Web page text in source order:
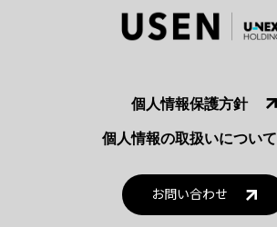
個人情報保護方針
個人情報の取扱いについて
お問い合わせ